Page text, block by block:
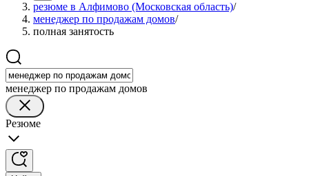
резюме в Алфимово (Московская область)/
менеджер по продажам домов/
полная занятость
менеджер по продажам домов
Резюме